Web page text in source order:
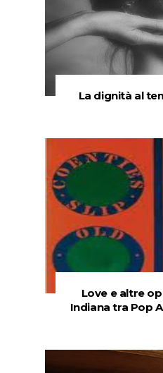
La dignità al
Love e altre
Indiana tra Pop